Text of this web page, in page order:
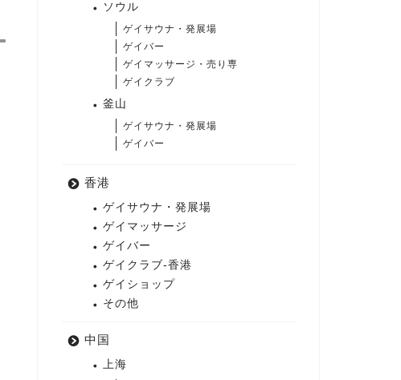
ソウル
ゲイサウナ・発展場
ゲイバー
ゲイマッサージ・売り専
ゲイクラブ
釜山
ゲイサウナ・発展場
ゲイバー
香港
ゲイサウナ・発展場
ゲイマッサージ
ゲイバー
ゲイクラブ-香港
ゲイショップ
その他
中国
上海